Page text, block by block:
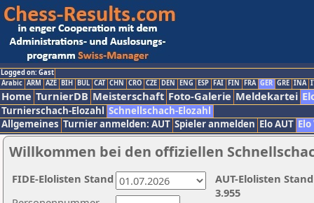
Logged on: Gast
Arabic ARM AZE BIH BUL CAT CHN CRO CZE DEN ENG ESP FAI FIN FRA GER GRE INA
Home TurnierDB Meisterschaft Foto-Galerie Meldekartei
Turnierschach-Elozahl Schnellschach-Elozahl
Allgemeines Turnier anmelden: AUT Spieler anmelden Elo AUT
Willkommen bei den offiziellen
AUT-Elolisten
3.955
FIDE-Elolisten Stand